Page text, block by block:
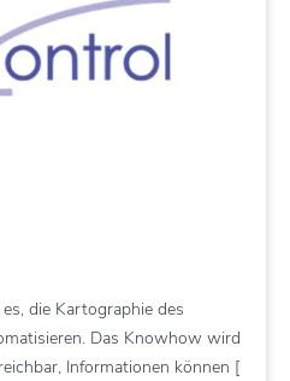
die Kartographie des
Das Knowhow wird
Informationen können [